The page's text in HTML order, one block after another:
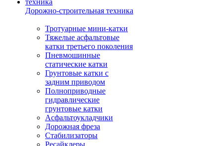
Дорожно-строительная техника
Тротуарные мини-катки
Тяжелые асфальтовые
катки третьего поколения
Пневмошинные
статические катки
Грунтовые катки с
задним приводом
Полноприводные
гидравлические
грунтовые катки
Асфальтоукладчики
Дорожная фреза
Стабилизаторы
Ресайклеры